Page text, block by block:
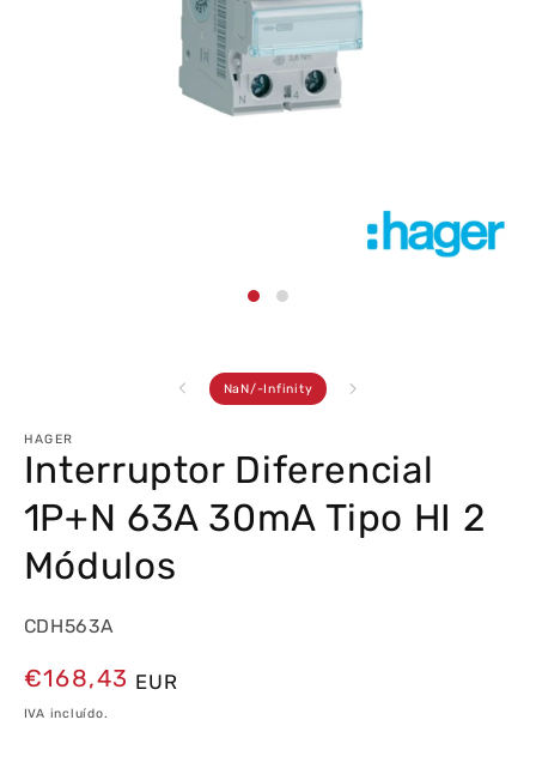
NaN/ de
-Infinity
HAGER
Interruptor Diferencial
1P+N 63A 30mA Tipo HI 2
Módulos
CDH563A
Preço
normal
€168,43 EUR
IVA incluído.